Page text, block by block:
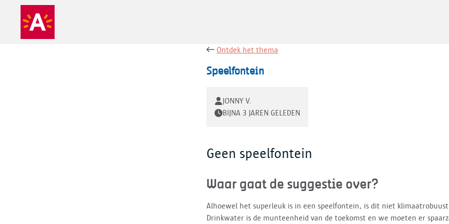
Ontdek het thema
Speelfontein
JONNY V.
BIJNA 3 JAREN GELEDEN
Geen speelfontein
Waar gaat de suggestie over?
Alhoewel het superleuk is in een speelfontein, is dit niet
Drinkwater is de munteenheid van de toekomst en we moeten er